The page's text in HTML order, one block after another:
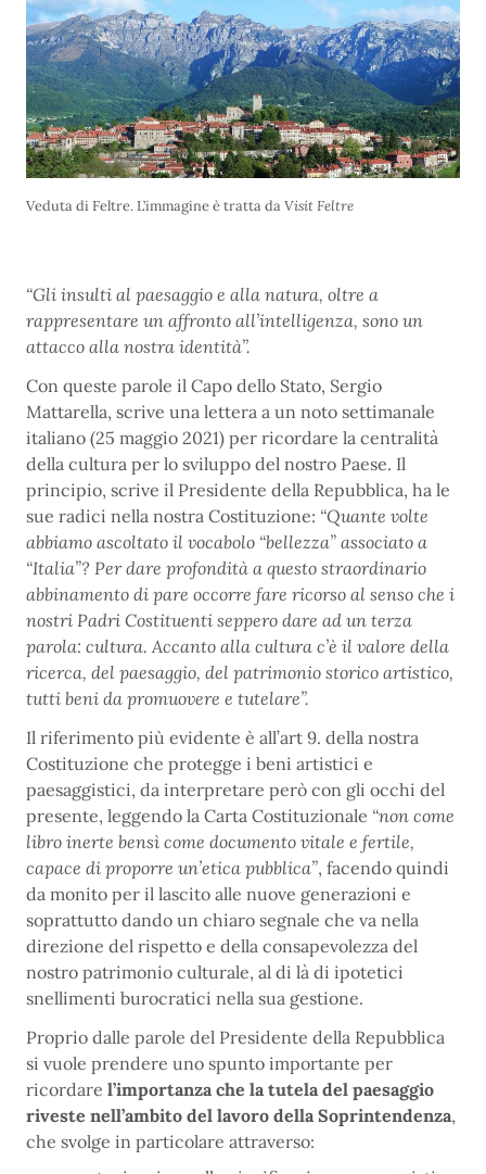
Veduta di Feltre. L’immagine è tratta daVisit Feltre
“Gli insulti al paesaggio e alla natura, oltre a
rappresentare un affronto all’intelligenza, sono un
attacco alla nostra identità”.
Con queste parole il Capo dello Stato, Sergio
Mattarella, scrive una lettera a un noto settimanale
italiano (25 maggio 2021) per ricordare la centralità
della cultura per lo sviluppo del nostro Paese. Il
principio, scrive il Presidente della Repubblica, ha le
sue radici nella nostra Costituzione: “Quante volte
abbiamo ascoltato il vocabolo “bellezza” associato a
“Italia”? Per dare profondità a questo straordinario
abbinamento di pare occorre fare ricorso al senso che i
nostri Padri Costituenti seppero dare ad un terza
parola: cultura. Accanto alla cultura c’è il valore della
ricerca, del paesaggio, del patrimonio storico artistico,
tutti beni da promuovere e tutelare”.
Il riferimento più evidente è all’art 9. della nostra
Costituzione che protegge i beni artistici e
paesaggistici, da interpretare però con gli occhi del
presente, leggendo la Carta Costituzionale “non come
libro inerte bensì come documento vitale e fertile,
capace di proporre un’etica pubblica”, facendo quindi
da monito per il lascito alle nuove generazioni e
soprattutto dando un chiaro segnale che va nella
direzione del rispetto e della consapevolezza del
nostro patrimonio culturale, al di là di ipotetici
snellimenti burocratici nella sua gestione.
Proprio dalle parole del Presidente della Repubblica
si vuole prendere uno spunto importante per
ricordare l’importanza che la tutela del paesaggio
riveste nell’ambito del lavoro della Soprintendenza,
che svolge in particolare attraverso: